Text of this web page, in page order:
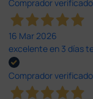
Comprador verificado
16 Mar 2026
excelente en 3 días
Comprador verificado